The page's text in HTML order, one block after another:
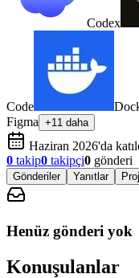
Codex
Code
Figma +11 daha
Haziran 2026'da
0 takip0 takipçi0 gönderi
Gönderiler Yanıtlar
Henüz gönderi yok
Konuşulanlar